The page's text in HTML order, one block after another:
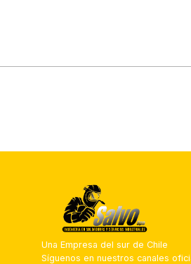
Una Empresa del sur de Chile
Síguenos en nuestros canales